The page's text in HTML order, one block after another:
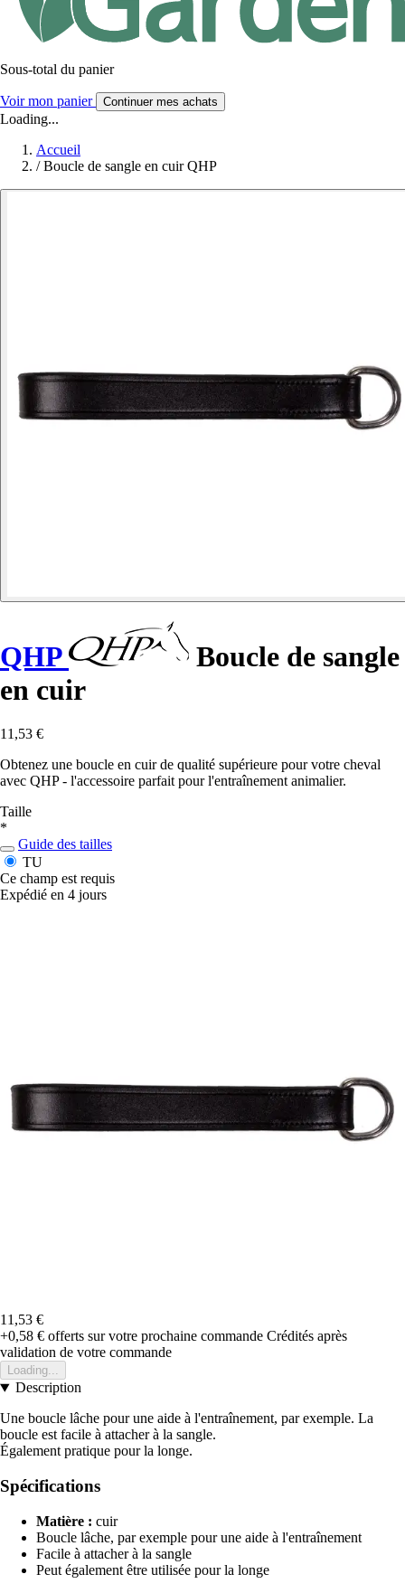
Sous-total du panier
Voir mon panier Continuer mes achats
Loading...
Accueil
/ Boucle de sangle en cuir QHP
QHP
Boucle de sangle
en cuir
11,53 €
Obtenez une boucle en cuir de qualité supérieure pour votre cheval
avec QHP - l'accessoire parfait pour l'entraînement animalier.
Taille
*
Guide des tailles
TU
Ce champ est requis
Expédié en 4 jours
11,53 €
+0,58 € offerts sur votre prochaine commande Crédités après
validation de votre commande
Loading...
Description
Une boucle lâche pour une aide à l'entraînement, par exemple. La
boucle est facile à attacher à la sangle.
Également pratique pour la longe.
Spécifications
Matière : cuir
Boucle lâche, par exemple pour une aide à l'entraînement
Facile à attacher à la sangle
Peut également être utilisée pour la longe